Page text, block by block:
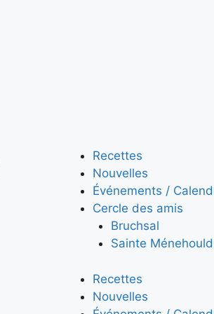
Recettes
Nouvelles
Événements /
Cercle des amis
Bruchsal
Sainte Ménehould
Recettes
Nouvelles